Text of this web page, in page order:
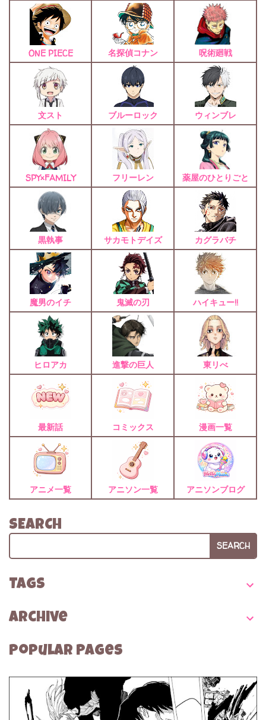
ONE PIECE 名探偵コナン 呪術廻戦
文スト ブルーロック ウィンブレ
SPY×FAMILY フリーレン 薬屋のひとりごと
黒執事 サカモトデイズ カグラバチ
魔男のイチ 鬼滅の刃 ハイキュー!!
ヒロアカ 進撃の巨人 東リべ
最新話 コミックス 漫画一覧
アニメ一覧 アニソン一覧 アニソンブログ
SEARCH
SEARCH
TAGS
Archive
Popular Pages